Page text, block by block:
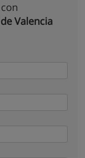
Valencia